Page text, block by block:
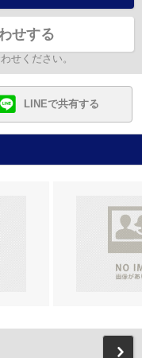
せする
せください。
LINEで共有する